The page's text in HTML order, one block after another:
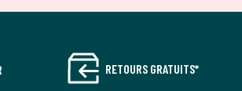
RETOURS GRATUITS*